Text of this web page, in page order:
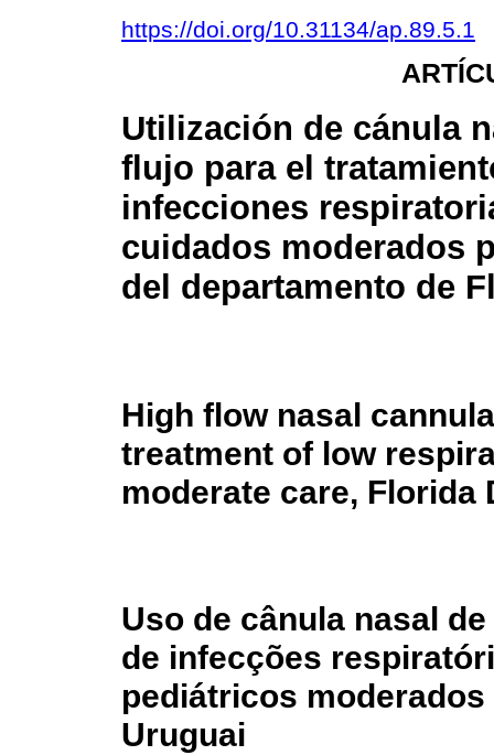
https://doi.org/10.31134/ap.89.5.1
Utilización de cánula
flujo para el
infecciones
cuidados moderados
del departamento de
High flow nasal
treatment of low
moderate care, Florida
Uso de cânula nasal
de infecções
pediátricos
Uruguai